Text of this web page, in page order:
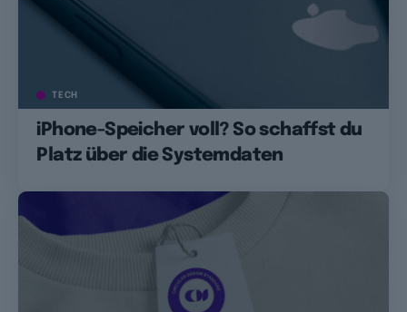
TECH
iPhone-Speicher voll? So schaffst du
Platz über die Systemdaten